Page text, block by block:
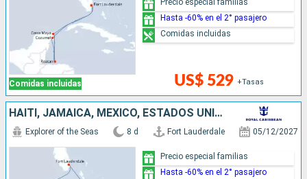
Comidas incluidas US$ 529 +Tasas
Precio especial familias
Hasta -60% en el 2° pasajero
Comidas incluidas
HAITI, JAMAICA, MÉXICO, ESTADOS UNIDOS
Explorer of the Seas 8 d Fort Lauderdale 05/12/2027
Precio especial familias
Hasta -60% en el 2° pasajero